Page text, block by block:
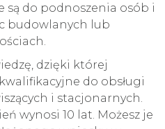
są do podnoszenia osób i
budowlanych lub
dzięki której
do obsługi
i stacjonarnych.
wynosi 10 lat. Możesz je